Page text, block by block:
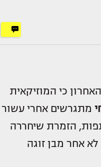
כי המוזיקאית
מתגרשים אחרי עשור
הזמרת שיחררה
לא אחר מבן זוגה